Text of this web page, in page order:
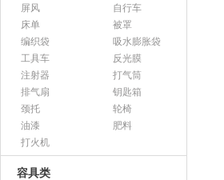
屏风
自行车
床单
被罩
编织袋
吸水膨胀袋
工具车
反光膜
注射器
打气筒
排气扇
钥匙箱
颈托
轮椅
油漆
肥料
打火机
容具类